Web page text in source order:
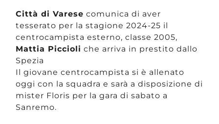
Città di Varese comunica di aver
tesserato per la stagione 2024-25 il
centrocampista esterno, classe 2005,
Mattia Piccioli che arriva in prestito dallo
Spezia
Il giovane centrocampista si è allenato
oggi con la squadra e sarà a disposizione di
mister Floris per la gara di sabato a
Sanremo.